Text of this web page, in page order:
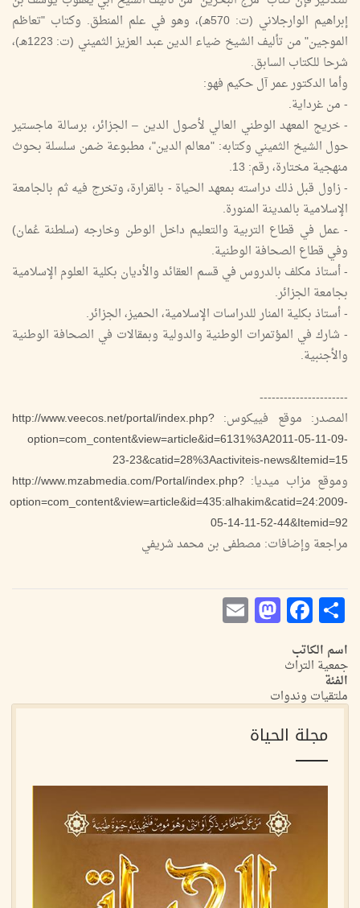
إبراهيم الوارجلاني (ت: 570هـ)، وهو في علم المنطق. وكتاب "تعاظم
الموجين" من تأليف الشيخ ضياء الدين عبد العزيز الثميني (ت: 1223هـ)،
شرحا للكتاب السابق.
وأما الدكتور عمر آل حكيم فهو:
- من غرداية.
- خريج المعهد الوطني العالي لأصول الدين – الجزائر، برسالة ماجستير
حول الشيخ الثميني وكتابه: "معالم الدين"، مطبوعة ضمن سلسلة بحوث
منهجية مختارة، رقم: 13.
- زاول قبل ذلك دراسته بمعهد الحياة - بالقرارة، وتخرج فيه ثم بالجامعة
الإسلامية بالمدينة المنورة.
- عمل في قطاع التربية والتعليم داخل الوطن وخارجه (سلطنة عُمان)
وفي قطاع الصحافة الوطنية.
- أستاذ مكلف بالدروس في قسم العقائد والأديان بكلية العلوم الإسلامية
بجامعة الجزائر.
- أستاذ بكلية المنار للدراسات الإسلامية، الحميز، الجزائر.
- شارك في المؤتمرات الوطنية والدولية وبمقالات في الصحافة الوطنية
والأجنبية.
----------------------
المصدر: موقع فييكوس: http://www.veecos.net/portal/index.php?
option=com_content&view=article&id=6131%3A2011-05-11-09-
23-23&catid=28%3Aactiviteis-news&Itemid=15
وموقع مزاب ميديا: http://www.mzabmedia.com/Portal/index.php?
option=com_content&view=article&id=435:alhakim&catid=24:2009-
05-14-11-52-44&Itemid=92
مراجعة وإضافات: مصطفى بن محمد شريفي
Share
Facebook
Mastodon
اسم الكاتب
جمعية التراث
الفئة
ملتقيات وندوات
مجلة الحياة